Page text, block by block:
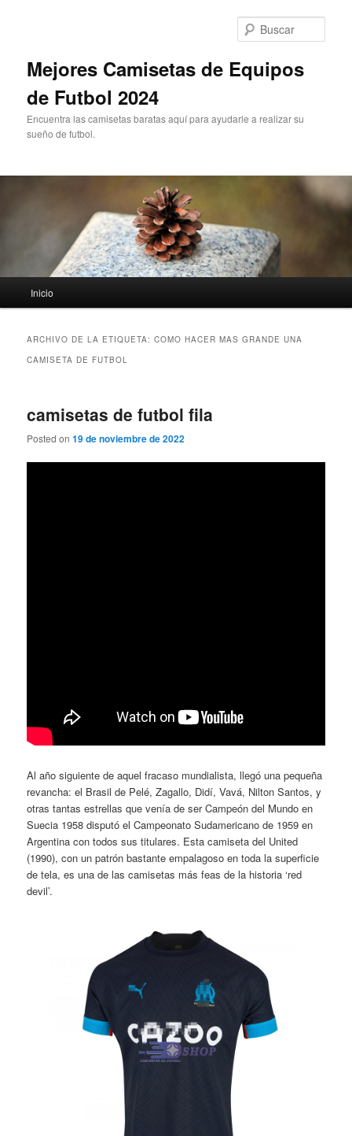
Mejores Camisetas de Equipos
de Futbol 2024
Encuentra las camisetas baratas aquí para ayudarle a realizar su
sueño de futbol.
principal
Inicio
ARCHIVO DE LA ETIQUETA:COMO HACER MAS GRANDE UNA
CAMISETA DE FUTBOL
camisetas de futbol fila
Posted on19 de noviembre de 2022
Al año siguiente de aquel fracaso mundialista, llegó una pequeña
revancha: el Brasil de Pelé, Zagallo, Didí, Vavá, Nilton Santos, y
otras tantas estrellas que venía de ser Campeón del Mundo en
Suecia 1958 disputó el Campeonato Sudamericano de 1959 en
Argentina con todos sus titulares. Esta camiseta del United
(1990), con un patrón bastante empalagoso en toda la superficie
de tela, es una de las camisetas más feas de la historia ‘red
devil’.